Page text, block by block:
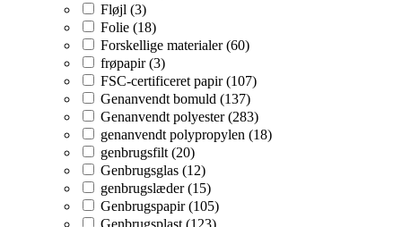
Fløjl (3)
Folie (18)
Forskellige materialer (60)
frøpapir (3)
FSC-certificeret papir (107)
Genanvendt bomuld (137)
Genanvendt polyester (283)
genanvendt polypropylen (18)
genbrugsfilt (20)
Genbrugsglas (12)
genbrugslæder (15)
Genbrugspapir (105)
Genbrugsplast (123)